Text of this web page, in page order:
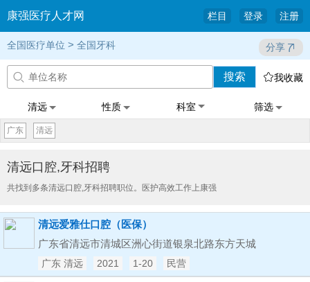
康强医疗人才网 栏目 登录 注册
全国医疗单位 > 全国牙科 分享
 搜索 我收藏
清远 性质 科室 筛选
广东 清远
清远口腔,牙科招聘
共找到多条清远口腔,牙科招聘职位。医护高效工作上康强
清远爱雅仕口腔（医保）
广东省清远市清城区洲心街道银泉北路东方天城
广东 清远 2021 1-20 民营